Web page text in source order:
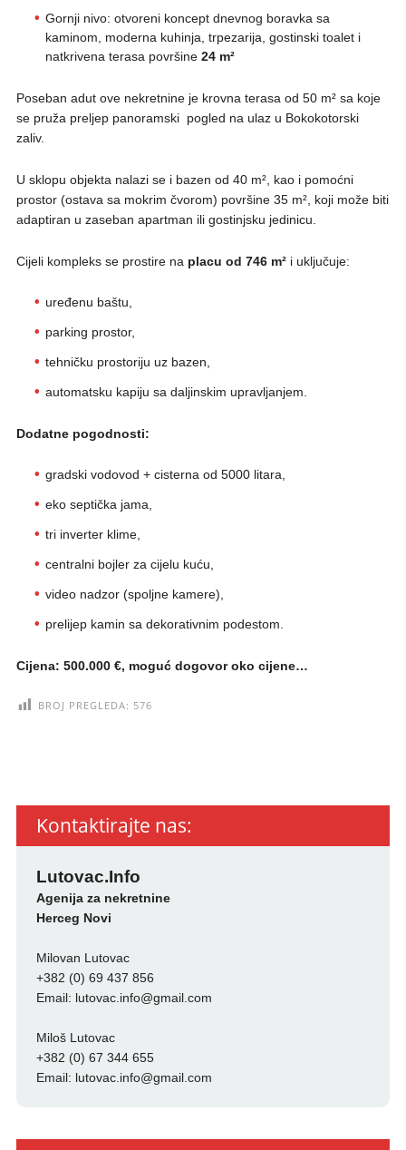
Gornji nivo: otvoreni koncept dnevnog boravka sa
kaminom, moderna kuhinja, trpezarija, gostinski toalet i
natkrivena terasa površine 24 m²
Poseban adut ove nekretnine je krovna terasa od 50 m² sa koje
se pruža preljep panoramski pogled na ulaz u Bokokotorski
zaliv.
U sklopu objekta nalazi se i bazen od 40 m², kao i pomoćni
prostor (ostava sa mokrim čvorom) površine 35 m², koji može biti
adaptiran u zaseban apartman ili gostinjsku jedinicu.
Cijeli kompleks se prostire na placu od 746 m²i uključuje:
uređenu baštu,
parking prostor,
tehničku prostoriju uz bazen,
automatsku kapiju sa daljinskim upravljanjem.
Dodatne pogodnosti:
gradski vodovod + cisterna od 5000 litara,
eko septička jama,
tri inverter klime,
centralni bojler za cijelu kuću,
video nadzor (spoljne kamere),
prelijep kamin sa dekorativnim podestom.
Cijena: 500.000 €, moguć dogovor oko cijene…
BROJ PREGLEDA: 576
Kontaktirajte nas:
Lutovac.Info
Agenija za nekretnine
Herceg Novi
Milovan Lutovac
+382 (0) 69 437 856
Email: lutovac.info@gmail.com
Miloš Lutovac
+382 (0) 67 344 655
Email: lutovac.info@gmail.com